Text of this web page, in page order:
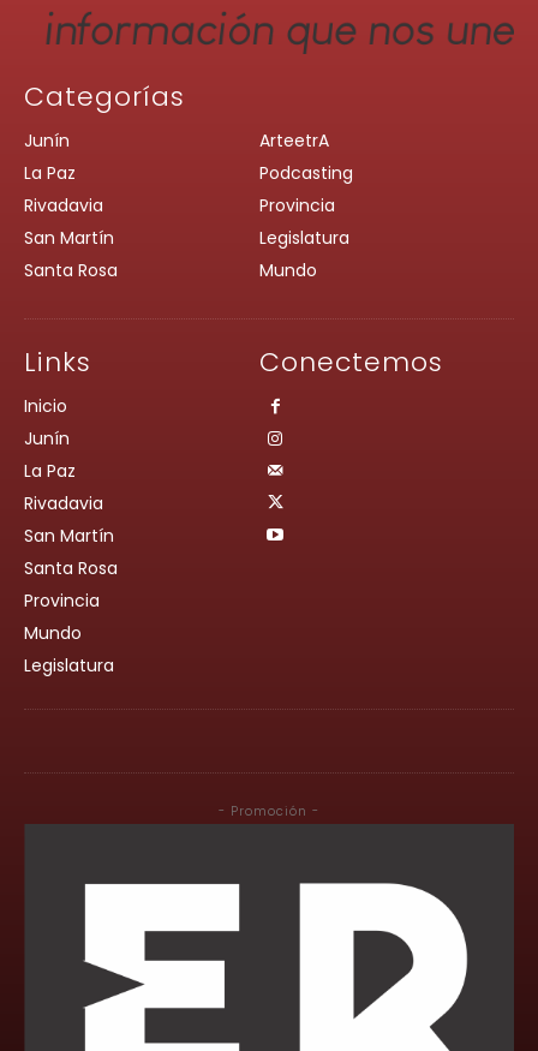
Categorías
Junín
La Paz
Rivadavia
San Martín
Santa Rosa
ArteetrA
Podcasting
Provincia
Legislatura
Mundo
Links
Inicio
Junín
La Paz
Rivadavia
San Martín
Santa Rosa
Provincia
Mundo
Legislatura
Conectemos
- Promoción -